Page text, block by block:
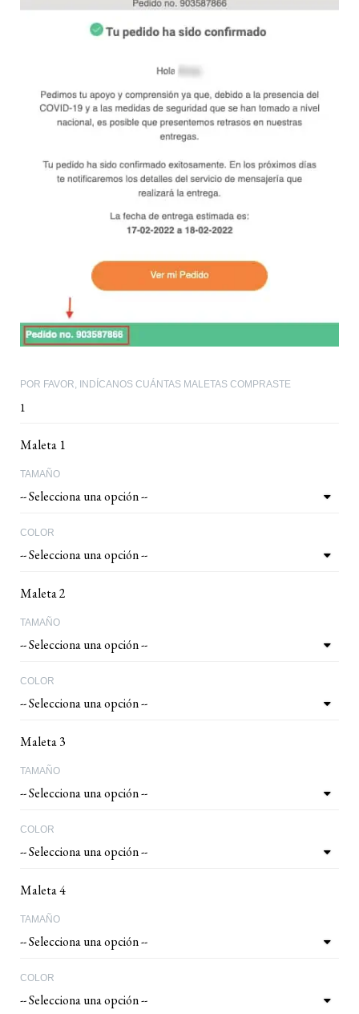
POR FAVOR, INDÍCANOS CUÁNTAS MALETAS COMPRASTE
Maleta 1
TAMAÑO
COLOR
Maleta 2
TAMAÑO
COLOR
Maleta 3
TAMAÑO
COLOR
Maleta 4
TAMAÑO
COLOR